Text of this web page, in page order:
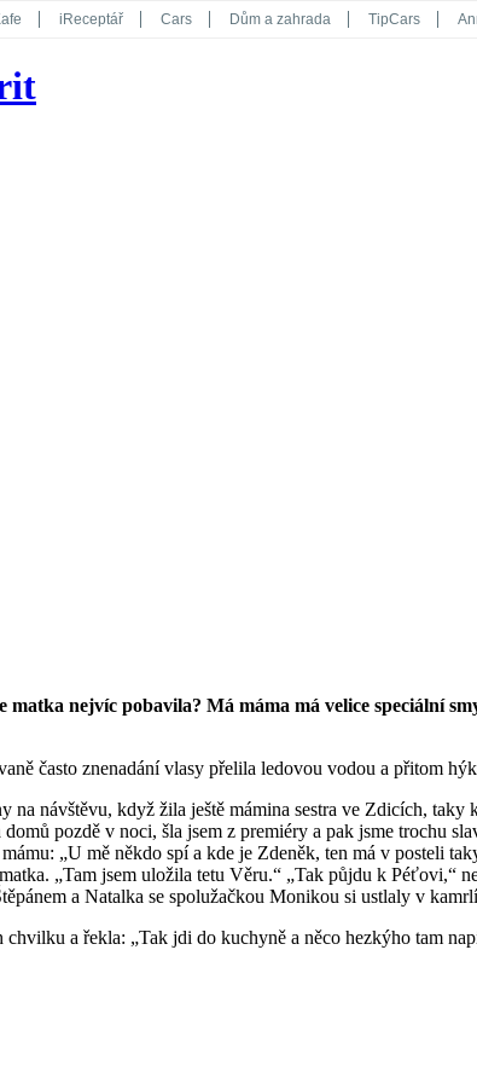
iReceptář Cars Dům a zahrada TipCars
nejvíc pobavila? Má máma má velice speciální
často znenadání vlasy přelila ledovou vodou a přitom
návštěvu, když žila ještě mámina sestra ve Zdicích,
pozdě v noci, šla jsem z premiéry a pak jsme trochu
„U mě někdo spí a kde je Zdeněk, ten má v posteli
„Tam jsem uložila tetu Věru.“ „Tak půjdu k Péťovi,“
a Natalka se spolužačkou Monikou si ustlaly v
a řekla: „Tak jdi do kuchyně a něco hezkýho tam